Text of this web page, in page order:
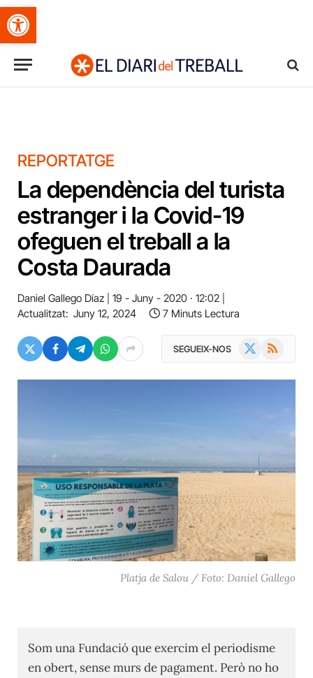
Obre la barra d'eines
REPORTATGE
La dependència del turista
estranger i la Covid-19
ofeguen el treball a la
Costa Daurada
Daniel Gallego Díaz
19 - Juny - 2020 · 12:02
Actualitzat: Juny 12, 2024 7 Minuts Lectura
SEGUEIX-NOS RSS
Platja de Salou / Foto: Daniel Gallego
Som una Fundació que exercim el periodisme
en obert, sense murs de pagament. Però no ho